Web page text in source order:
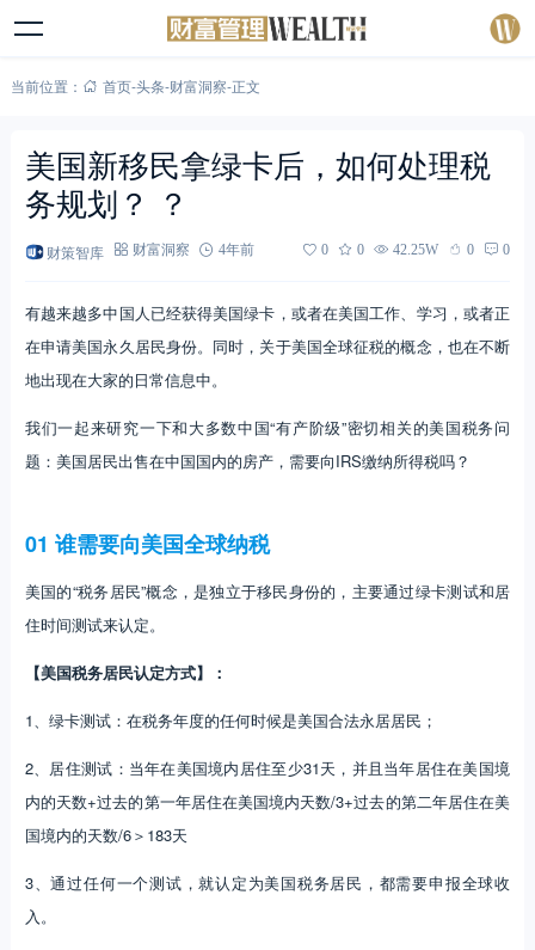
当前位置： 首页-头条-财富洞察-正文
美国新移民拿绿卡后，如何处理税
务规划？ ？
财策智库 财富洞察 4年前 0 0 42.25W 0 0
有越来越多中国人已经获得美国绿卡，或者在美国工作、学习，或者正
在申请美国永久居民身份。同时，关于美国全球征税的概念，也在不断
地出现在大家的日常信息中。
我们一起来研究一下和大多数中国“有产阶级”密切相关的美国税务问
题：美国居民出售在中国国内的房产，需要向IRS缴纳所得税吗？
01 谁需要向美国全球纳税
美国的“税务居民”概念，是独立于移民身份的，主要通过绿卡测试和居
住时间测试来认定。
【美国税务居民认定方式】：
1、绿卡测试：在税务年度的任何时候是美国合法永居居民；
2、居住测试：当年在美国境内居住至少31天，并且当年居住在美国境
内的天数+过去的第一年居住在美国境内天数/3+过去的第二年居住在美
国境内的天数/6＞183天
3、通过任何一个测试，就认定为美国税务居民，都需要申报全球收
入。